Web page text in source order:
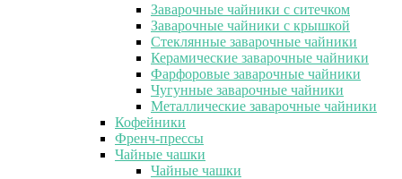
Заварочные чайники с ситечком
Заварочные чайники с крышкой
Стеклянные заварочные чайники
Керамические заварочные чайники
Фарфоровые заварочные чайники
Чугунные заварочные чайники
Металлические заварочные чайники
Кофейники
Френч-прессы
Чайные чашки
Чайные чашки